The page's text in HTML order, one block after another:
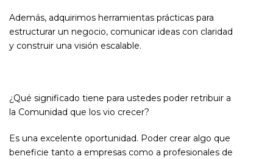
Además, adquirimos herramientas prácticas para
estructurar un negocio, comunicar ideas con claridad
y construir una visión escalable.
¿Qué significado tiene para ustedes poder retribuir a
la Comunidad que los vio crecer?
Es una excelente oportunidad. Poder crear algo que
beneficie tanto a empresas como a profesionales de